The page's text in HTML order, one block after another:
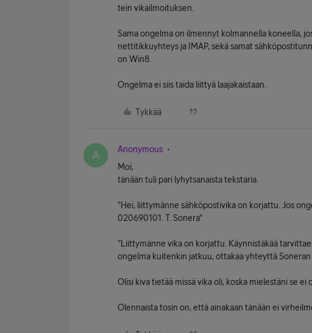
tein vikailmoituksen.
Sama ongelma on ilmennyt kolmannella koneella,
nettitikkuyhteys ja IMAP, sekä samat
on Win8.
Ongelma ei siis taida liittyä laajakaistaan.
Tykkää
A Anonymous
Moi,
tänään tuli pari lyhytsanaista tekstaria.
"Hei, liittymänne sähköpostivika on korjattu. Jos
020690101. T. Sonera"
"Liittymänne vika on korjattu. Käynnistäkää
ongelma kuitenkin jatkuu, ottakaa yhteyttä Soneran
Olisi kiva tietää missä vika oli, koska mielestäni se ei
Olennaista tosin on, että ainakaan tänään ei